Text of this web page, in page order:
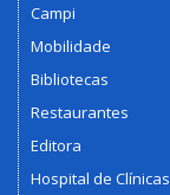
Campi
Mobilidade
Bibliotecas
Restaurantes
Editora
Hospital de Clínicas